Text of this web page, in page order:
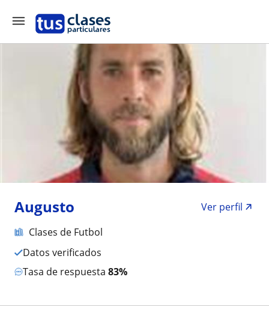
Augusto
Ver perfil
Clases de Futbol
Datos verificados
Tasa de respuesta 83%